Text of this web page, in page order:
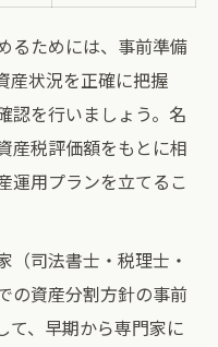
るためには、事前準備
産状況を正確に把握
認を行いましょう。名
産税評価額をもとに相
運用プランを立てるこ
（司法書士・税理士・
の資産分割方針の事前
て、早期から専門家に